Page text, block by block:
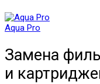
Aqua Pro
Замена
и